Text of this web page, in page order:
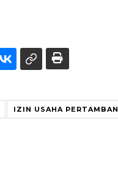
IZIN USAHA